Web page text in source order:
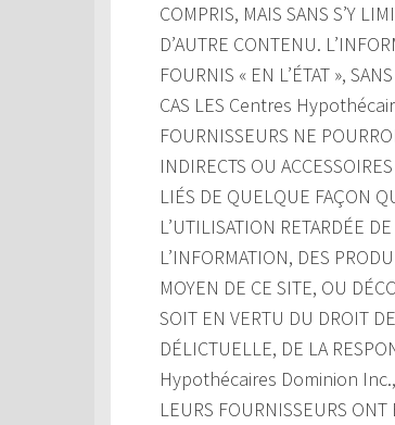
COMPRIS, MAIS SANS S’Y
D’AUTRE CONTENU.
FOURNIS « EN L’ÉTAT »,
CAS LES Centres
FOURNISSEURS NE
INDIRECTS OU
LIÉS DE QUELQUE FAÇON
L’UTILISATION RETARDÉE
L’INFORMATION, DES
MOYEN DE CE SITE, OU
SOIT EN VERTU DU DROIT
DÉLICTUELLE, DE LA
Hypothécaires Dominion Inc.,
LEURS FOURNISSEURS